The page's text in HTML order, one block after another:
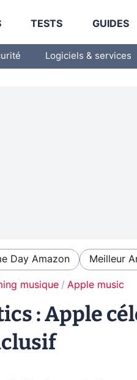
TESTS GUIDES
Logiciels & services
Day Amazon Meilleur
musique Apple music
: Apple